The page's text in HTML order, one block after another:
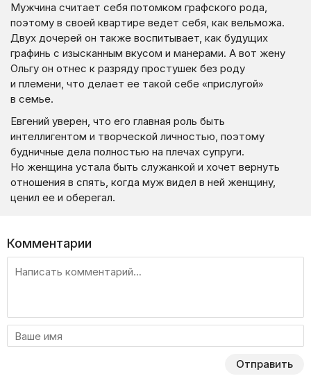
Мужчина считает себя потомком графского рода,
поэтому в своей квартире ведет себя, как вельможа.
Двух дочерей он также воспитывает, как будущих
графинь с изысканным вкусом и манерами. А вот жену
Ольгу он отнес к разряду простушек без роду
и племени, что делает ее такой себе «прислугой»
в семье.
Евгений уверен, что его главная роль быть
интеллигентом и творческой личностью, поэтому
будничные дела полностью на плечах супруги.
Но женщина устала быть служанкой и хочет вернуть
отношения в спять, когда муж видел в ней женщину,
ценил ее и оберегал.
Комментарии
Отправить